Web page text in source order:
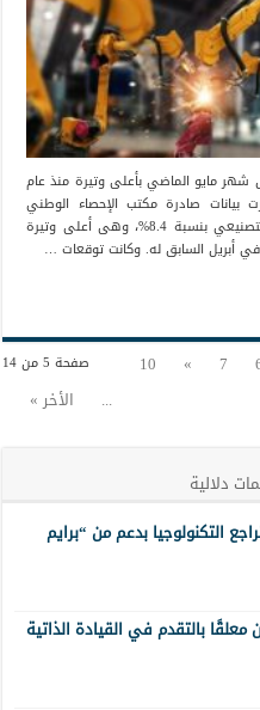
شهر مايو الماضي بأعلى وتيرة منذ عام
بيانات صادرة مكتب الإحصاء الوطني
البريطاني اليوم الثلاثاء، نمو مؤشر الإنتاج التصنيعي بنسبة 8.4%، وهى أعلى وتيرة
صفحة 5 من 14 7
»
10
...
الأخر »
دلالية
التكنولوجيا بدعم من “برايم
بالتقدم في القيادة الذاتية